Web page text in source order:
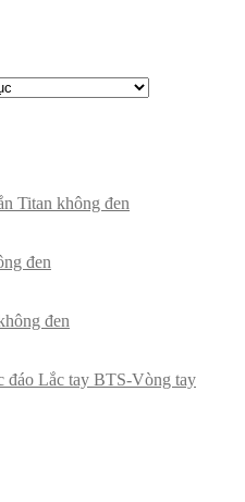
Titan không đen
đen
đen
Lắc tay BTS-Vòng tay